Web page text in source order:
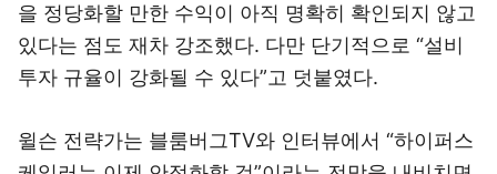
을 정당화할 만한 수익이 아직 명확히 확인되지 않고
있다는 점도 재차 강조했다. 다만 단기적으로 “설비
투자 규율이 강화될 수 있다”고 덧붙였다.
윌슨 전략가는 블룸버그TV와 인터뷰에서 “하이퍼스